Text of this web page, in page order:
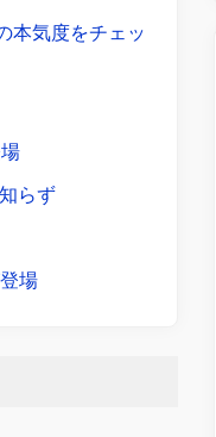
本気度をチェッ
らず
場